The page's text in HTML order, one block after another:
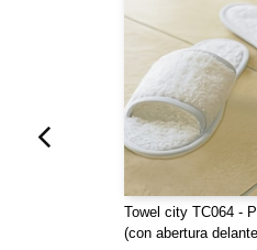
Towel city TC064 -
(con abertura